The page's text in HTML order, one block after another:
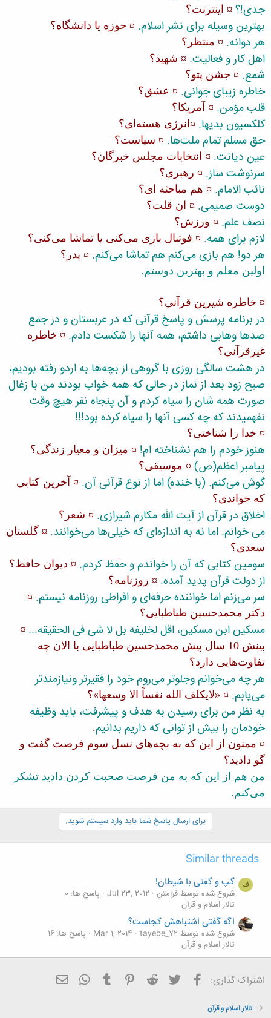
جدی!؟ ¤ اینترنت؟
بهترین وسیله برای نشر اسلام. ¤ حوزه یا دانشگاه؟
هر دوانه. ¤ منتظر؟
اهل كار و فعالیت. ¤ شهید؟
شمع. ¤ جشن پتو؟
خاطره زیبای جوانی. ¤ عشق؟
قلب مؤمن. ¤ آمریكا؟
كلكسیون بدیها. ¤انرژی هسته‌ای؟
حق مسلم تمام ملت‌ها. ¤ سیاست؟
عین دیانت. ¤ انتخابات مجلس خبرگان؟
سرنوشت ساز. ¤ رهبری؟
نائب الامام. ¤ هم مباحثه ای؟
دوست صمیمی. ¤ ان قلت؟
نصف علم. ¤ ورزش؟
لازم برای همه. ¤ فوتبال بازی می‌كنی یا تماشا می‌كنی؟
هر دو! هم بازی می‌كنم هم تماشا می‌كنم. ¤ پدر؟
اولین معلم و بهترین دوستم.
¤ خاطره شیرین قرآنی؟
در برنامه پرسش و پاسخ قرآنی كه در عربستان و در جمع
صدها وهابی داشتم، همه آنها را شكست دادم. ¤ خاطره
غیرقرآنی؟
در هشت سالگی روزی با گروهی از بچه‌ها به اردو رفته بودیم،
صبح زود بعد از نماز در حالی كه همه خواب بودند من با زغال
صورت همه شان را سیاه كردم و آن پنجاه نفر هیچ وقت
نفهمیدند كه چه كسی آنها را سیاه كرده بود!!!
¤ خدا را شناختی؟
هنوز خودم را هم نشناخته ام! ¤ میزان و معیار زندگی؟
پیامبر اعظم(ص) ¤ موسیقی؟
گوش می‌كنم. (با خنده) اما از نوع قرآنی آن. ¤ آخرین كتابی
كه خواندی؟
اخلاق در قرآن از آیت الله مكارم شیرازی. ¤ شعر؟
می خوانم. اما نه به اندازه‌ای كه خیلی‌ها می‌خوانند. ¤ گلستان
سعدی؟
سومین كتابی كه آن را خواندم و حفظ كردم. ¤ دیوان حافظ؟
از دولت قرآن پدید آمده. ¤ روزنامه؟
سر می‌زنم اما خواننده حرفه‌ای و افراطی روزنامه نیستم. ¤
دكتر محمدحسین طباطبایی؟
مسكین ابن مسكین، اقل لخلیفه بل لا شی فی الحقیقه... ¤
بینش 10 سال پیش محمدحسین طباطبایی با الان چه
تفاوت‌هایی دارد؟
هر چه می‌خوانم وجلوتر می‌روم خود را فقیرتر ونیازمندتر
می‌یابم. ¤ «لایكلف الله نفساً الا وسعها»؟
به نظر من برای رسیدن به هدف و پیشرفت، باید وظیفه
خودمان را بیش از توانی كه داریم بدانیم.
¤ ممنون از این كه به بچه‌های نسل سوم فرصت گفت و
گو دادید؟
من هم از این كه به من فرصت صحبت كردن دادید تشكر
می‌كنم.
برای ارسال پاسخ شما باید وارد سیستم شوید.
Similar threads
ف گپ و گفتی با شیطان!
شروع شده توسط فرامتن Jul 23, 2012 پاسخ ها: 0
تالار اسلام و قرآن
اگه گفتی اشتباهش کجاست؟
شروع شده توسط tayebe_72 Mar 1, 2014
پاسخ ها: 16
تالار اسلام و قرآن
اشتراک گذاری: فیسبوک تویتر Reddit
Pinterest
Tumblr
WhatsApp
تالار اسلام و قرآن